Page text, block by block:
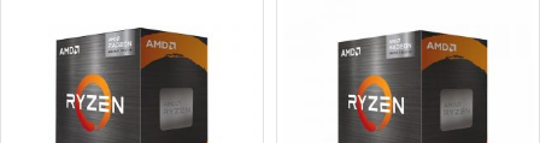
4.190.000₫.